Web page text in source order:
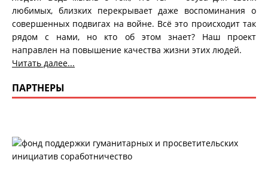
любимых, близких перекрывает даже воспоминания о
совершенных подвигах на войне. Всё это происходит так
рядом с нами, но кто об этом знает? Наш проект
направлен на повышение качества жизни этих людей.
Читать далее...
ПАРТНЕРЫ